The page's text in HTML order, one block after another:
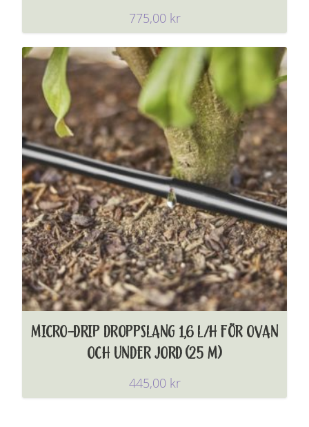
775,00 kr
MICRO-DRIP DROPPSLANG 1,6 L/H FÖR OVAN
OCH UNDER JORD (25 M)
445,00 kr